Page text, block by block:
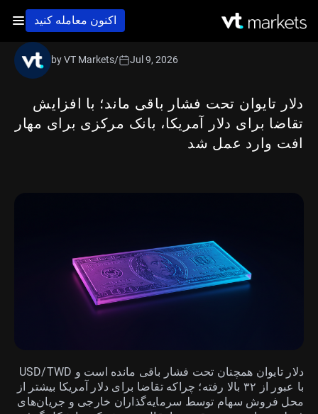
اکنون معامله کنید
دلار تایوان تحت فشار باقی ماند؛ با افزایش
تقاضا برای دلار آمریکا، بانک مرکزی برای مهار
افت وارد عمل شد
by VT Markets/ Jul 9, 2026
دلار تایوان همچنان تحت فشار باقی مانده است و USD/TWD
با عبور از ۳۲ بالا رفته؛ چراکه تقاضا برای دلار آمریکا بیشتر از
محل فروش سهام توسط سرمایه‌گذاران خارجی و جریان‌های